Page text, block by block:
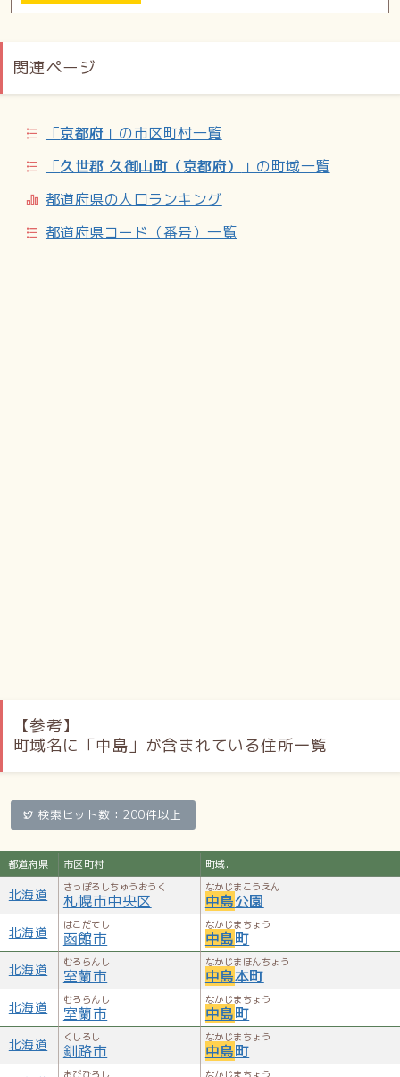
中島郡 - 尾張国にあった郡。郡区町村編制法による分割以降
中島藩（曖昧さ回避）
中島 (江別市) - 北海道江別市の地名。
中嶋 (能代市) - 秋田県能代市の地名。
中島 (羽後町) - 秋田県雄勝郡羽後町の地名。
中嶋 (白浜町) - 和歌山県西牟婁郡白浜町にある町名。
中島（中国地方）
山県岡山市中区にある町名。
中島 (倉敷市) - 岡山県倉敷市にある町名。
岡山県真庭市中島（旧久世町）／高屋町中島 - 広島県東広島
市にある地名。
中島（四国）
那賀川町中島 - 徳島県阿南市の地名。
鴨島町中島 - 徳島県吉野川市の地名。
人名
日本語の姓。
中島 (お笑い芸人)／中島氏 - 日本の氏族。
関連ページ
「京都府 」の市区町村一覧
「久世郡 久御山町（京都府）
」の町域一覧
都道府県の人口ランキング
都道府県コード（番号）一覧
【参考】
町域名に「中島」が含まれている住所一覧
検索ヒット数：200件以上
都道府県 市区町村 町域.
北海道 さっぽろしちゅうおうく
札幌市中央区
なかじまこうえん
中島公園
北海道 はこだてし
函館市
なかじまちょう
中島町
北海道 むろらんし
室蘭市
なかじまほんちょう
中島本町
北海道 むろらんし
室蘭市
なかじまちょう
中島町
北海道 くしろし
釧路市
なかじまちょう
中島町
おびひろし なかじまちょう